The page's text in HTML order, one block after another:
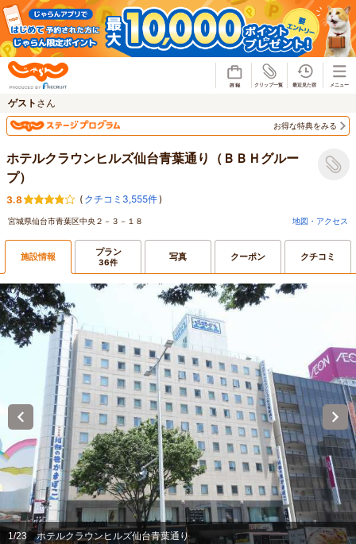
ゲスト さん
お得な特典をみる
ホテルクラウンヒルズ仙台青葉通り（ＢＢＨグルー
プ）
3.8 ( クチコミ3,555件)
宮城県仙台市青葉区中央２－３－１８ 地図・アクセス
施設情報 プラン
36件 写真 クーポン クチコミ
1/23 ホテルクラウンヒルズ仙台青葉通り